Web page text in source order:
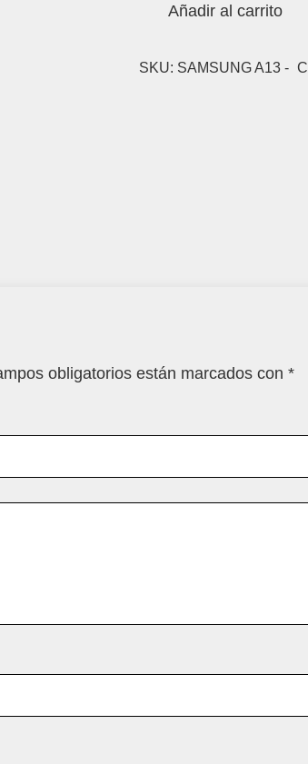
Añadir al carrito
SKU: SAMSUNG A13 -
obligatorios están marcados con *